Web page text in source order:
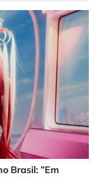
Brasil: ”Em